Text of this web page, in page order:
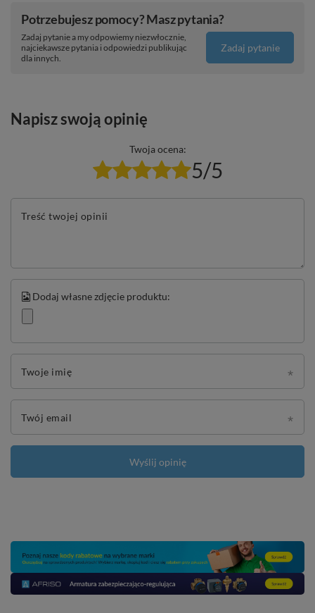
Potrzebujesz pomocy? Masz pytania?
Zadaj pytanie a my odpowiemy niezwłocznie,
najciekawsze pytania i odpowiedzi publikując
dla innych.
Zadaj pytanie
Napisz swoją opinię
Twoja ocena:
5/5
Treść twojej opinii
Dodaj własne zdjęcie produktu:
Twoje imię
Twój email
Wyślij opinię